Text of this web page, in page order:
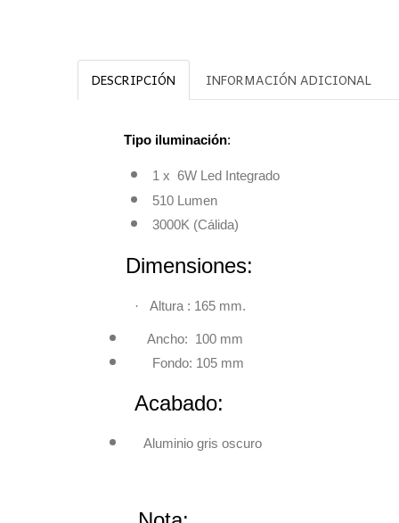
DESCRIPCIÓN INFORMACIÓN ADICIONAL
Tipo iluminación:
1 x 6W Led Integrado
510 Lumen
3000K (Cálida)
· Altura : 165 mm.
Ancho: 100 mm
Fondo: 105 mm
Acabado:
Aluminio gris oscuro